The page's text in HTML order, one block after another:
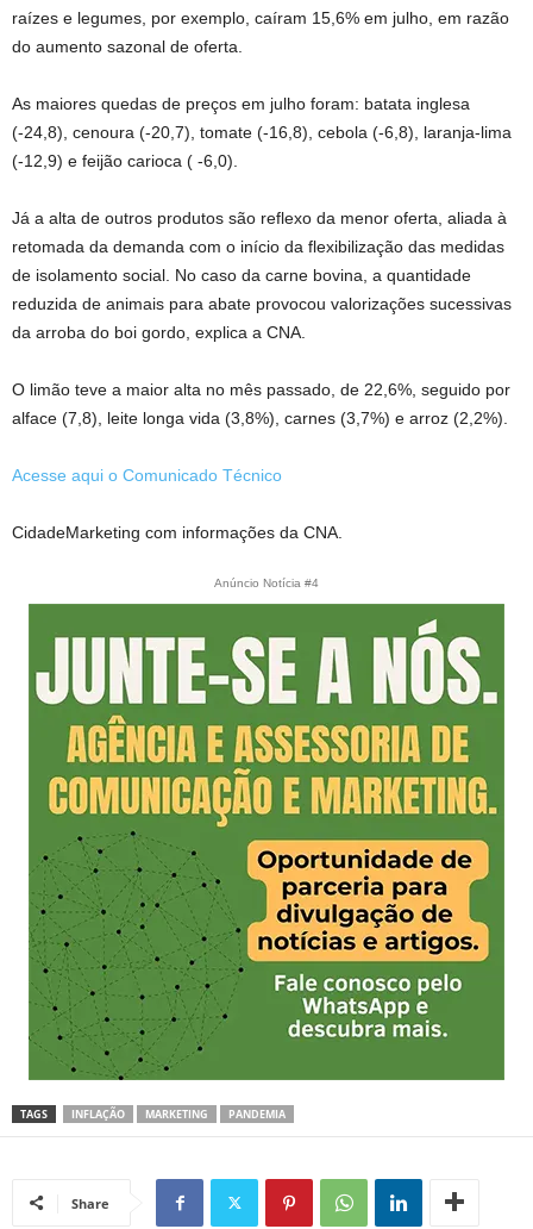
raízes e legumes, por exemplo, caíram 15,6% em julho, em razão
do aumento sazonal de oferta.
As maiores quedas de preços em julho foram: batata inglesa
(-24,8), cenoura (-20,7), tomate (-16,8), cebola (-6,8), laranja-lima
(-12,9) e feijão carioca ( -6,0).
Já a alta de outros produtos são reflexo da menor oferta, aliada à
retomada da demanda com o início da flexibilização das medidas
de isolamento social. No caso da carne bovina, a quantidade
reduzida de animais para abate provocou valorizações sucessivas
da arroba do boi gordo, explica a CNA.
O limão teve a maior alta no mês passado, de 22,6%, seguido por
alface (7,8), leite longa vida (3,8%), carnes (3,7%) e arroz (2,2%).
Acesse aqui o Comunicado Técnico
CidadeMarketing com informações da CNA.
Anúncio Notícia #4
TAGS INFLAÇÃO MARKETING PANDEMIA
Share